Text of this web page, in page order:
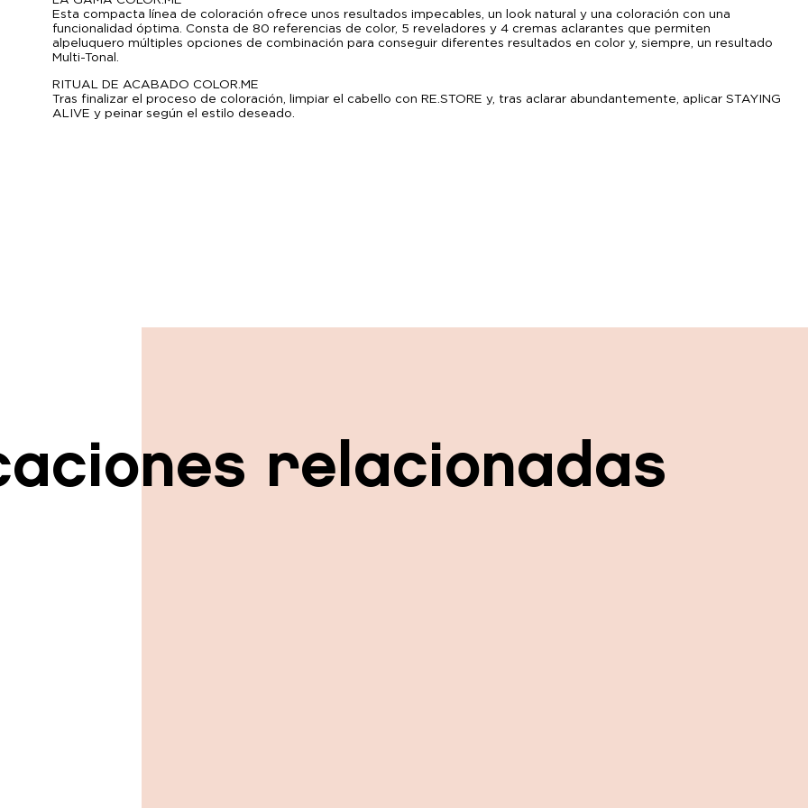
Esta compacta línea de coloración ofrece unos resultados impecables, un look natural y una coloración con una
funcionalidad óptima. Consta de 80 referencias de color, 5 reveladores y 4 cremas aclarantes que permiten
al peluquero múltiples opciones de combinación para conseguir diferentes resultados en color y, siempre, un resultado
Multi-Tonal.
RITUAL DE ACABADO COLOR.ME
Tras finalizar el proceso de coloración, limpiar el cabello con RE.STORE y, tras aclarar abundantemente, aplicar STAYING
ALIVE y peinar según el estilo deseado.
relacionadas